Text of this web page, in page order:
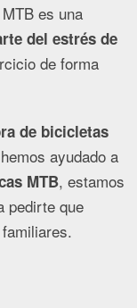
es una
del estrés de
de forma
de bicicletas
ayudado a
MTB, estamos
pedirte que